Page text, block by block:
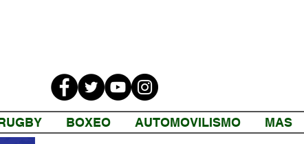
BOXEO AUTOMOVILISMO MAS